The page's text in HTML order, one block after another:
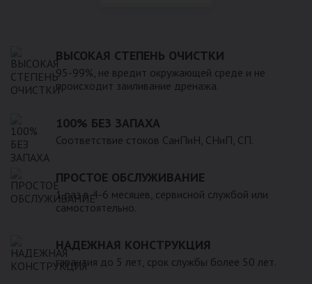
ВЫСОКАЯ СТЕПЕНЬ ОЧИСТКИ
95-99%, не вредит окружающей среде и не
происходит заиливание дренажа.
100% БЕЗ ЗАПАХА
Соответствие стоков СанПиН, СНиП, СП.
ПРОСТОЕ ОБСЛУЖИВАНИЕ
1 раз в 4-6 месяцев, сервисной службой или
самостоятельно.
НАДЕЖНАЯ КОНСТРУКЦИЯ
гарантия до 5 лет, срок службы более 50 лет.